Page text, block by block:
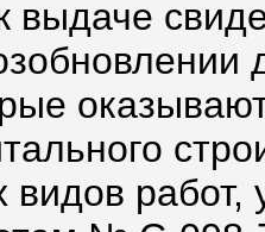
выдаче
работ,